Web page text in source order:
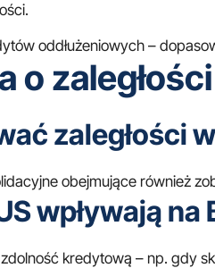
oddłużeniowych –
zaległości
zaległości w
obejmujące również
wpływają na
kredytową – np. gdy